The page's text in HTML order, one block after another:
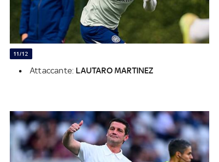
11/12
Attaccante: LAUTARO MARTINEZ